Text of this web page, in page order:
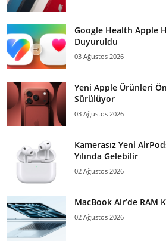
Google Health Apple
Duyuruldu
03 Ağustos 2026
Yeni Apple Ürünleri
Sürülüyor
03 Ağustos 2026
Kamerasız Yeni
Yılında Gelebilir
02 Ağustos 2026
MacBook Air’de RAM
02 Ağustos 2026